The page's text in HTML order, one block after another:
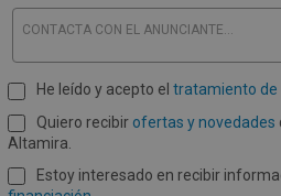
CONTACTA CON EL ANUNCIANTE...
He leído y acepto el tratamiento de
Quiero recibir ofertas y novedades
Altamira.
Estoy interesado en recibir